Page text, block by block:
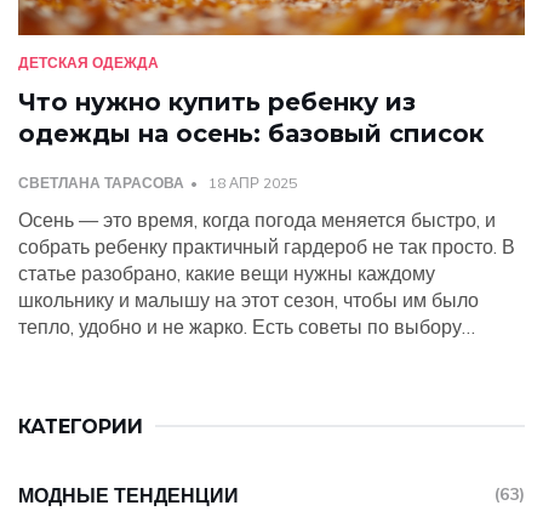
ДЕТСКАЯ ОДЕЖДА
Что нужно купить ребенку из
одежды на осень: базовый список
СВЕТЛАНА ТАРАСОВА 18 АПР 2025
Осень — это время, когда погода меняется быстро, и
собрать ребенку практичный гардероб не так просто. В
статье разобрано, какие вещи нужны каждому
школьнику и малышу на этот сезон, чтобы им было
тепло, удобно и не жарко. Есть советы по выбору
вещи, чтобы не переплачивать. Приведём список must-
покупки.
КАТЕГОРИИ
МОДНЫЕ ТЕНДЕНЦИИ (63)